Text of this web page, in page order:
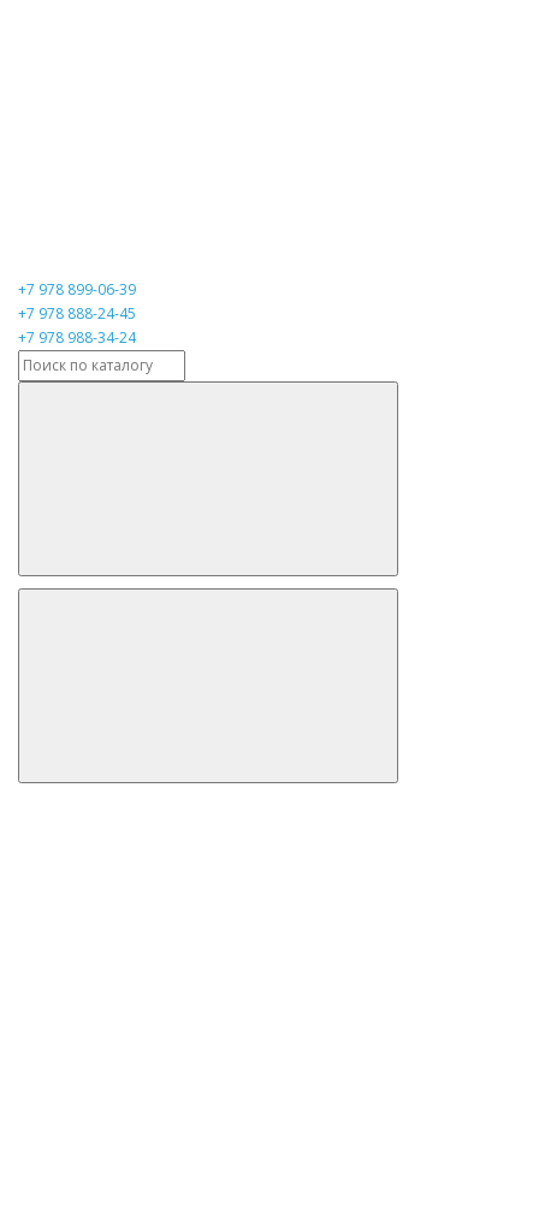
+7 978 899-06-39
+7 978 888-24-45
+7 978 988-34-24